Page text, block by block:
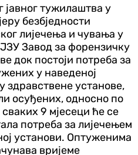
јавног тужилаштва у
безбједности
лијечења и чувања у
Завод за форензичку
док постоји потреба за
у наведеној
здравствене установе,
осуђених, односно по
9 мјесеци ће се
потреба за лијечењем
установи. Оптуженима
вријеме